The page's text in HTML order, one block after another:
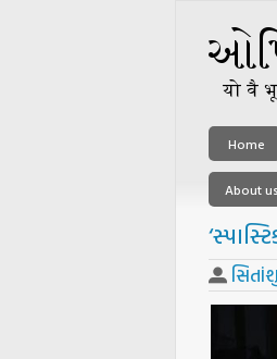
Home
About us